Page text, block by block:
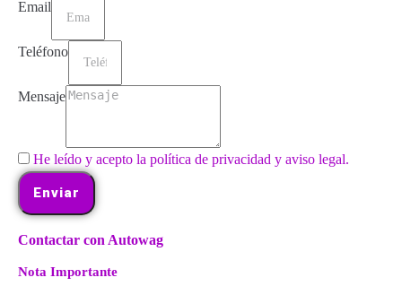
Email
Teléfono
Mensaje
He leído y acepto la política de privacidad y aviso legal.
Enviar
Contactar con Autowag
Nota Importante